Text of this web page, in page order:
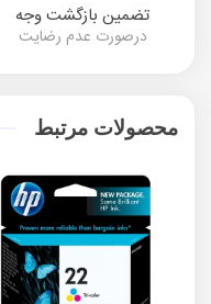
تضمین بازگشت وجه
درصورت عدم رضایت
محصولات مرتبط